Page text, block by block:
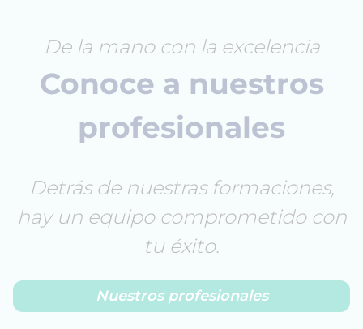
De la mano con la excelencia
Conoce a nuestros
profesionales
Detrás de nuestras formaciones,
hay un equipo comprometido con
tu éxito.
Nuestros profesionales